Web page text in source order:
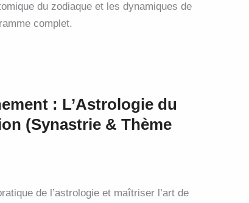
du zodiaque et les dynamiques de
complet.
: L’Astrologie du
(Synastrie & Thème
de l’astrologie et maîtriser l’art de